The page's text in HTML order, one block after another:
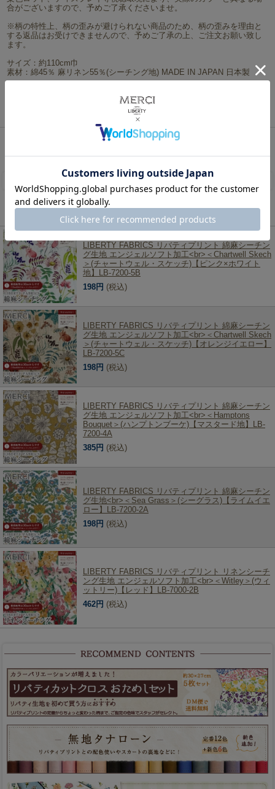
合がございますので、予めご了承くださいませ。
※柄の特性上、柄の歪みが避けられない商品のため、柄の歪みを理由と
する返品はお受けできませんので、予めご了承の上、ご注文お願い致し
ます。
サイズ：約110cm巾
素材：綿45％ 麻リネン55％(シーチング地) MADE IN JAPAN 日本製
ネコポスは2mまで対応可能です。
リバティ・ファブリックス、生地の通販メルシー >シーズン限定柄（2009秋冬～）
この商品を見た人は、こちらの商品もチェックしています！
LIBERTY FABRICS リバティプリント 綿麻シーチン
グ生地 エンジェルソフト加工<br>＜Chartwell Skech
＞(チャートウェル・スケッチ)【ピンク×ホワイト
地】LB-7200-5B
198円 (税込)
LIBERTY FABRICS リバティプリント 綿麻シーチン
グ生地 エンジェルソフト加工<br>＜Chartwell Skech
＞(チャートウェル・スケッチ)【オレンジイエロー】
LB-7200-5C
198円 (税込)
LIBERTY FABRICS リバティプリント 綿麻シーチン
グ生地 エンジェルソフト加工<br>＜Hamptons
Bouquet＞(ハンプトンブーケ)【マスタード地】LB-
7200-4A
385円 (税込)
LIBERTY FABRICS リバティプリント 綿麻シーチン
グ生地<br>＜Sea Grass＞(シーグラス)【ライムイエ
ロー】LB-7200-2A
198円 (税込)
LIBERTY FABRICS リバティプリント リネンシーチ
ング生地 エンジェルソフト加工<br>＜Witley＞(ウィ
ットリー)【レッド】LB-7000-2B
462円 (税込)